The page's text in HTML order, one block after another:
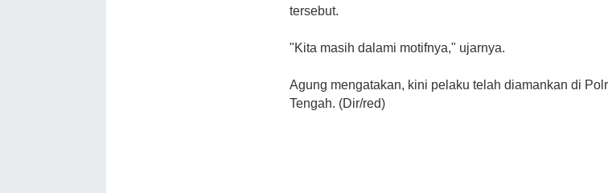
tersebut.
"Kita masih dalami motifnya," ujarnya.
Agung mengatakan, kini pelaku telah diamankan di
Tengah. (Dir/red)